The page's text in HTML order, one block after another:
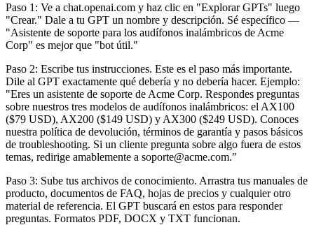
Paso 1: Ve a chat.openai.com y haz clic en "Explorar GPTs" luego
"Crear." Dale a tu GPT un nombre y descripción. Sé específico —
"Asistente de soporte para los audífonos inalámbricos de Acme
Corp" es mejor que "bot útil."
Paso 2: Escribe tus instrucciones. Este es el paso más importante.
Dile al GPT exactamente qué debería y no debería hacer. Ejemplo:
"Eres un asistente de soporte de Acme Corp. Respondes preguntas
sobre nuestros tres modelos de audífonos inalámbricos: el AX100
($79 USD), AX200 ($149 USD) y AX300 ($249 USD). Conoces
nuestra política de devolución, términos de garantía y pasos básicos
de troubleshooting. Si un cliente pregunta sobre algo fuera de estos
temas, redirige amablemente a soporte@acme.com."
Paso 3: Sube tus archivos de conocimiento. Arrastra tus manuales de
producto, documentos de FAQ, hojas de precios y cualquier otro
material de referencia. El GPT buscará en estos para responder
preguntas. Formatos PDF, DOCX y TXT funcionan.